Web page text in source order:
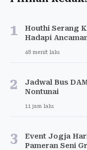
1
Houthi Serang
Hadapi
48 menit lalu
2
Jadwal Bus
Nontunai
11 jam lalu
3
Event Jogja
Pameran Seni